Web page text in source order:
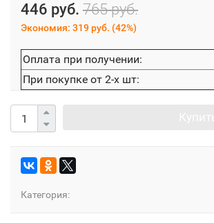
446 руб. 765 руб.
Экономия: 319 руб. (42%)
Оплата при получении:
При покупке от 2-х шт:
Категория: